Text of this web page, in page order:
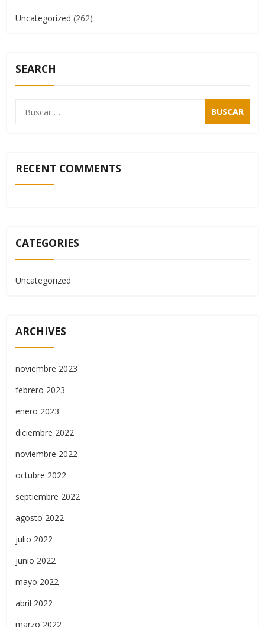
Uncategorized (262)
SEARCH
RECENT COMMENTS
CATEGORIES
Uncategorized
ARCHIVES
noviembre 2023
febrero 2023
enero 2023
diciembre 2022
noviembre 2022
octubre 2022
septiembre 2022
agosto 2022
julio 2022
junio 2022
mayo 2022
abril 2022
marzo 2022